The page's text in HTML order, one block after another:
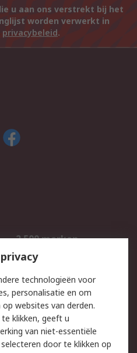
u aan ons verstrekt bij het
worden verwerkt in
privacybeleid.
2.500 merken
Inkoopoplossingen
Email veiligheid
technologieën voor
personalisatie en om
websites van derden.
klikken, geeft u
van niet-essentiële
door te klikken op